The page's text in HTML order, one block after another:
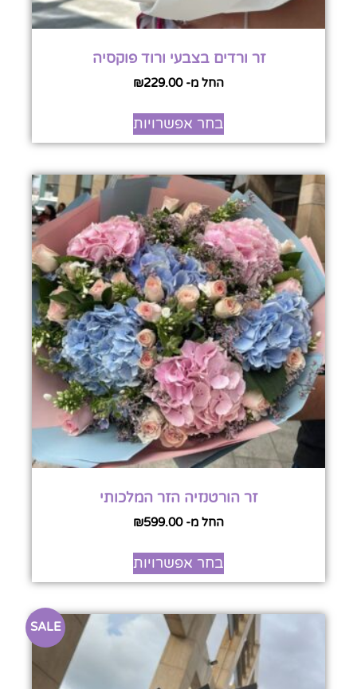
זר ורדים בצבעי ורוד פוקסיה
החל מ- ₪229.00
בחר אפשרויות
זר הורטנזיה הזר המלכותי
החל מ- ₪599.00
בחר אפשרויות
SALE